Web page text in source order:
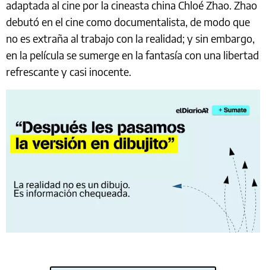
adaptada al cine por la cineasta china Chloé Zhao. Zhao
debutó en el cine como documentalista, de modo que
no es extraña al trabajo con la realidad; y sin embargo,
en la película se sumerge en la fantasía con una libertad
refrescante y casi inocente.